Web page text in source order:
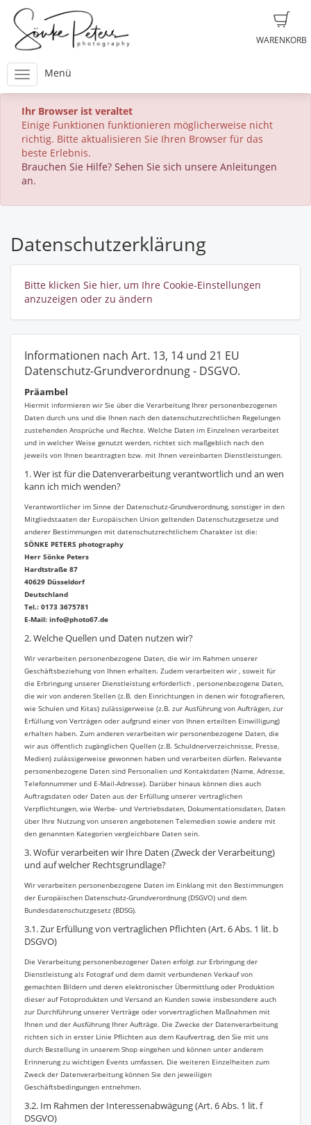
WARENKORB
Menü
Ihr Browser ist veraltet
Einige Funktionen funktionieren möglicherweise nicht
richtig. Bitte aktualisieren Sie Ihren Browser für das
beste Erlebnis.
Brauchen Sie Hilfe? Sehen Sie sich unsere Anleitungen
an.
Datenschutzerklärung
Bitte klicken Sie hier, um Ihre Cookie-Einstellungen
anzuzeigen oder zu ändern
Informationen nach Art. 13, 14 und 21 EU
Datenschutz-Grundverordnung - DSGVO.
Präambel
Hiermit informieren wir Sie über die Verarbeitung Ihrer personenbezogenen
Daten durch uns und die Ihnen nach den datenschutzrechtlichen Regelungen
zustehenden Ansprüche und Rechte. Welche Daten im Einzelnen verarbeitet
und in welcher Weise genutzt werden, richtet sich maßgeblich nach den
jeweils von Ihnen beantragten bzw. mit Ihnen vereinbarten Dienstleistungen.
1. Wer ist für die Datenverarbeitung verantwortlich und an wen
kann ich mich wenden?
Verantwortlicher im Sinne der Datenschutz-Grundverordnung, sonstiger in den
Mitgliedstaaten der Europäischen Union geltenden Datenschutzgesetze und
anderer Bestimmungen mit datenschutzrechtlichem Charakter ist die:
SÖNKE PETERS photography
Herr Sönke Peters
Hardtstraße 87
40629 Düsseldorf
Deutschland
Tel.: 0173 3675781
E-Mail: info@photo67.de
2. Welche Quellen und Daten nutzen wir?
Wir verarbeiten personenbezogene Daten, die wir im Rahmen unserer
Geschäftsbeziehung von Ihnen erhalten. Zudem verarbeiten wir , soweit für
die Erbringung unserer Dienstleistung erforderlich , personenbezogene Daten,
die wir von anderen Stellen (z.B. den Einrichtungen in denen wir fotografieren,
wie Schulen und Kitas) zulässigerweise (z.B. zur Ausführung von Aufträgen, zur
Erfüllung von Verträgen oder aufgrund einer von Ihnen erteilten Einwilligung)
erhalten haben. Zum anderen verarbeiten wir personenbezogene Daten, die
wir aus öffentlich zugänglichen Quellen (z.B. Schuldnerverzeichnisse, Presse,
Medien) zulässigerweise gewonnen haben und verarbeiten dürfen. Relevante
personenbezogene Daten sind Personalien und Kontaktdaten (Name, Adresse,
Telefonnummer und E-Mail-Adresse). Darüber hinaus können dies auch
Auftragsdaten oder Daten aus der Erfüllung unserer vertraglichen
Verpflichtungen, wie Werbe- und Vertriebsdaten, Dokumentationsdaten, Daten
über Ihre Nutzung von unseren angebotenen Telemedien sowie andere mit
den genannten Kategorien vergleichbare Daten sein.
3. Wofür verarbeiten wir Ihre Daten (Zweck der Verarbeitung)
und auf welcher Rechtsgrundlage?
Wir verarbeiten personenbezogene Daten im Einklang mit den Bestimmungen
der Europäischen Datenschutz-Grundverordnung (DSGVO) und dem
Bundesdatenschutzgesetz (BDSG).
3.1. Zur Erfüllung von vertraglichen Pflichten (Art. 6 Abs. 1 lit. b
DSGVO)
Die Verarbeitung personenbezogener Daten erfolgt zur Erbringung der
Dienstleistung als Fotograf und dem damit verbundenen Verkauf von
gemachten Bildern und deren elektronischer Übermittlung oder Produktion
dieser auf Fotoprodukten und Versand an Kunden sowie insbesondere auch
zur Durchführung unserer Verträge oder vorvertraglichen Maßnahmen mit
Ihnen und der Ausführung Ihrer Aufträge. Die Zwecke der Datenverarbeitung
richten sich in erster Linie Pflichten aus dem Kaufvertrag, den Sie mit uns
durch Bestellung in unserem Shop eingehen und können unter anderem
Erinnerung zu wichtigen Events umfassen. Die weiteren Einzelheiten zum
Zweck der Datenverarbeitung können Sie den jeweiligen
Geschäftsbedingungen entnehmen.
3.2. Im Rahmen der Interessenabwägung (Art. 6 Abs. 1 lit. f
DSGVO)